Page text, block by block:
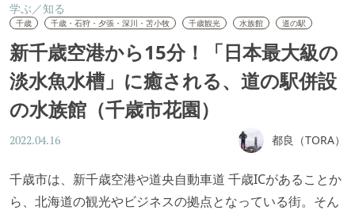
学ぶ／知る
千歳 千歳・石狩・夕張・深川・苫小牧 千歳観光 水族館 道の駅
新千歳空港から15分！「日本最大級の
淡水魚水槽」に癒される、道の駅併設
の水族館（千歳市花園）
2022.04.16 都良（TORA）
千歳市は、新千歳空港や道央自動車道 千歳ICがあることか
ら、北海道の観光やビジネスの拠点となっている街。そん